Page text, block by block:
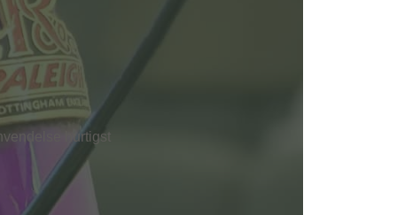
hurtigst